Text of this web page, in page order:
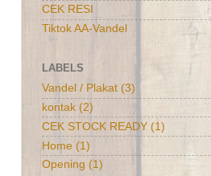
CEK RESI
Tiktok AA-Vandel
LABELS
Vandel / Plakat (3)
kontak (2)
CEK STOCK READY (1)
Home (1)
Opening (1)